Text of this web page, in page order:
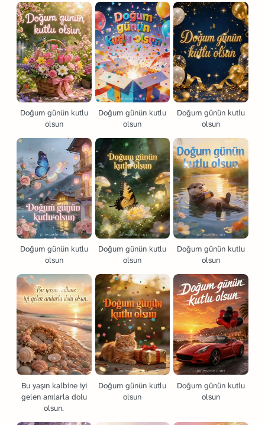
Doğum günün kutlu
olsun
Doğum günün kutlu
olsun
Doğum günün kutlu
olsun
Doğum günün kutlu
olsun
Doğum günün kutlu
olsun
Doğum günün kutlu
olsun
Bu yaşın kalbine iyi
gelen anılarla dolu
olsun.
Doğum günün kutlu
olsun
Doğum günün kutlu
olsun